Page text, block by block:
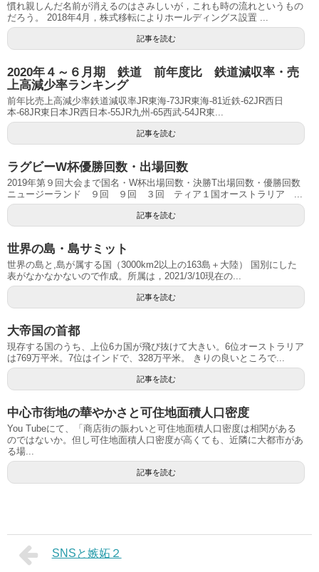
慣れ親しんだ名前が消えるのはさみしいが，これも時の流れというもの
だろう。 2018年4月，株式移転によりホールディングス設置 ...
記事を読む
2020年４～６月期 鉄道 前年度比 鉄道減収率・売
上高減少率ランキング
前年比売上高減少率鉄道減収率JR東海-73JR東海-81近鉄-62JR西日
本-68JR東日本JR西日本-55JR九州-65西武-54JR東...
記事を読む
ラグビーW杯優勝回数・出場回数
2019年第９回大会まで国名・W杯出場回数・決勝T出場回数・優勝回数
ニュージーランド ９回 ９回 ３回 ティア１国オーストラリア ...
記事を読む
世界の島・島サミット
世界の島と,島が属する国（3000km2以上の163島＋大陸） 国別にした
表がなかなかないので作成。所属は，2021/3/10現在の...
記事を読む
大帝国の首都
現存する国のうち、上位6カ国が飛び抜けて大きい。6位オーストラリア
は769万平米。7位はインドで、328万平米。 きりの良いところで...
記事を読む
中心市街地の華やかさと可住地面積人口密度
You Tubeにて、「商店街の賑わいと可住地面積人口密度は相関がある
のではないか。但し可住地面積人口密度が高くても、近隣に大都市があ
る場...
記事を読む
SNSと嫉妬２